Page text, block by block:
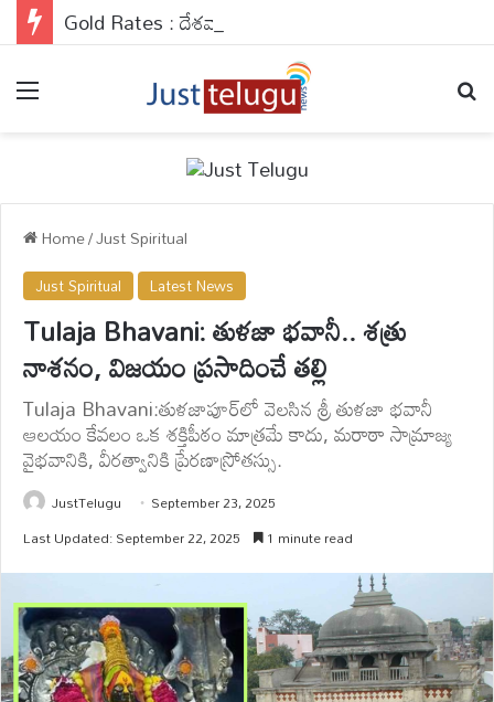
Home/Just Spiritual
Just Spiritual Latest News
Tulaja Bhavani: తుళజా భవానీ.. శత్రు
నాశనం, విజయం ప్రసాదించే తల్లి
Tulaja Bhavani:తుళజాపూర్‌లో వెలసిన శ్రీ తుళజా భవానీ
ఆలయం కేవలం ఒక శక్తిపీఠం మాత్రమే కాదు, మరాఠా సామ్రాజ్య
వైభవానికి, వీరత్వానికి ప్రేరణాస్రోతస్సు.
JustTelugu
September 23, 2025
Last Updated: September 22, 2025
1 minute read